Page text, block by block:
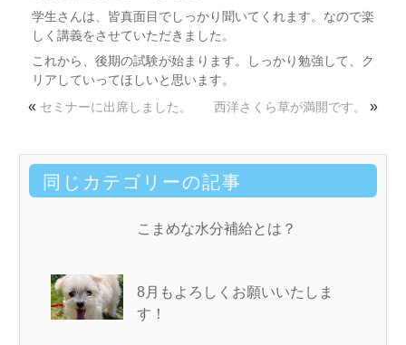
学生さんは、皆真面目でしっかり聞いてくれます。なので楽
しく講義をさせていただきました。
これから、後期の試験が始まります。しっかり勉強して、ク
リアしていってほしいと思います。
« セミナーに出席しました。 西洋さくら草が満開です。 »
同じカテゴリーの記事
こまめな水分補給とは？
8月もよろしくお願いいたしま
す！